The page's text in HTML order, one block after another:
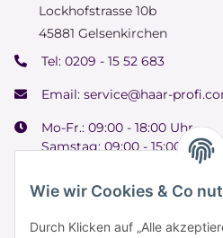
Wie wir Cookies & Co
Durch Klicken auf „Alle
Lockhofstrasse 10b
45881 Gelsenkirchen
Tel: 0209 - 15 52 683
Email: service@haar-
Mo-Fr.: 09:00 - 18:00 Uhr
Samstag: 09:00 - 15:00 Uhr